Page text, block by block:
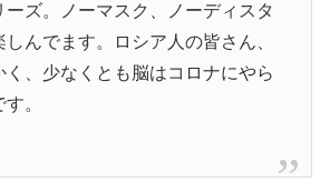
ーズ。ノーマスク、ノーディスタ
んでます。ロシア人の皆さん、
く、少なくとも脳はコロナにやら
。